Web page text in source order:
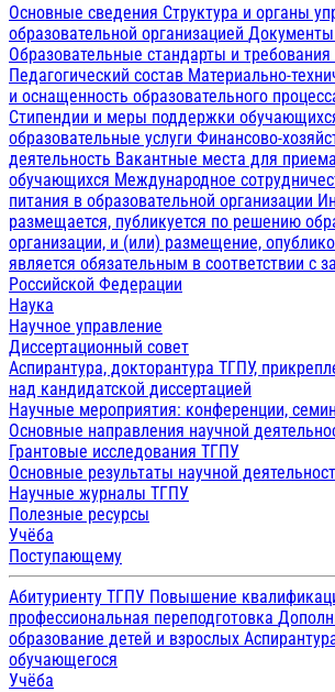
Основные сведения Структура и органы
образовательной организацией Документы
Образовательные стандарты и требования
Педагогический состав Материально-
и оснащенность образовательного
Стипендии и меры поддержки
образовательные услуги Финансово-
деятельность Вакантные места для
обучающихся Международное
питания в образовательной организации
размещается, публикуется по решению
организации, и (или) размещение,
является обязательным в соответствии с
Российской Федерации
Наука
Научное управление
Диссертационный совет
Аспирантура, докторантура ТГПУ,
над кандидатской диссертацией
Научные мероприятия: конференции,
Основные направления научной
Грантовые исследования ТГПУ
Основные результаты научной
Научные журналы ТГПУ
Полезные ресурсы
Учёба
Поступающему
Абитуриенту ТГПУ Повышение
профессиональная переподготовка
образование детей и взрослых
обучающегося
Учёба